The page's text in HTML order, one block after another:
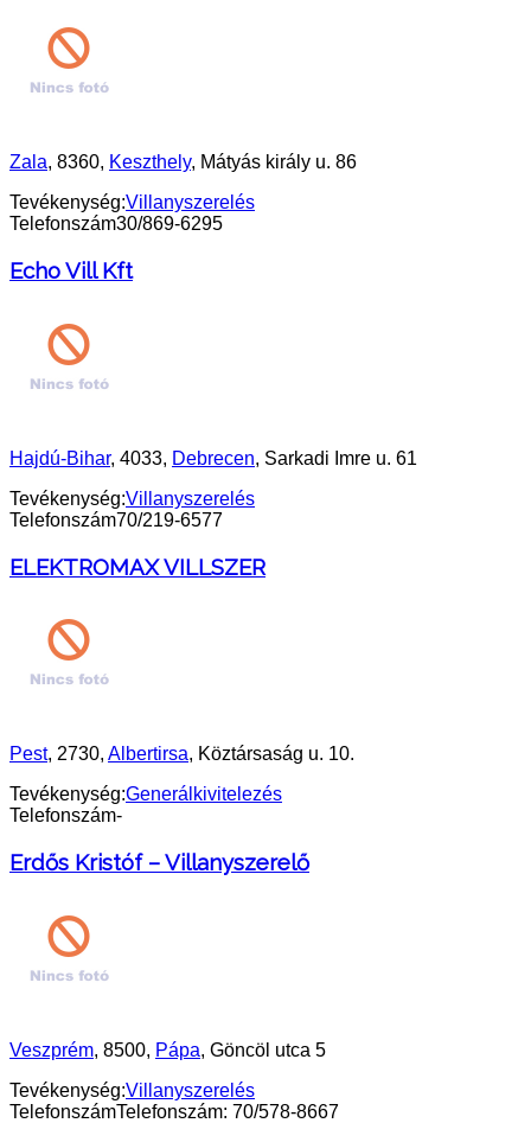
Zala, 8360, Keszthely, Mátyás király u. 86
Tevékenység:Villanyszerelés
Telefonszám30/869-6295
Echo Vill Kft
Hajdú-Bihar, 4033, Debrecen, Sarkadi Imre u. 61
Tevékenység:Villanyszerelés
Telefonszám70/219-6577
ELEKTROMAX VILLSZER
Pest, 2730, Albertirsa, Köztársaság u. 10.
Tevékenység:Generálkivitelezés
Telefonszám-
Erdős Kristóf – Villanyszerelő
Veszprém, 8500, Pápa, Göncöl utca 5
Tevékenység:Villanyszerelés
TelefonszámTelefonszám: 70/578-8667